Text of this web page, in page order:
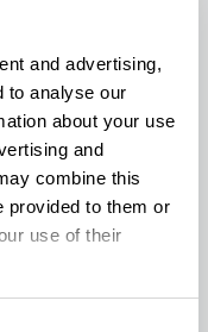
and advertising,
to analyse our
about your use
and
combine this
provided to them or
use of their
ayudará a
de los productos
y ser
de los
segura y
está en
de los